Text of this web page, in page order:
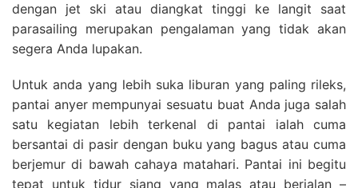
dengan jet ski atau diangkat tinggi ke langit saat
parasailing merupakan pengalaman yang tidak akan
segera Anda lupakan.
Untuk anda yang lebih suka liburan yang paling rileks,
pantai anyer mempunyai sesuatu buat Anda juga salah
satu kegiatan lebih terkenal di pantai ialah cuma
bersantai di pasir dengan buku yang bagus atau cuma
berjemur di bawah cahaya matahari. Pantai ini begitu
tepat untuk tidur siang yang malas atau berjalan –